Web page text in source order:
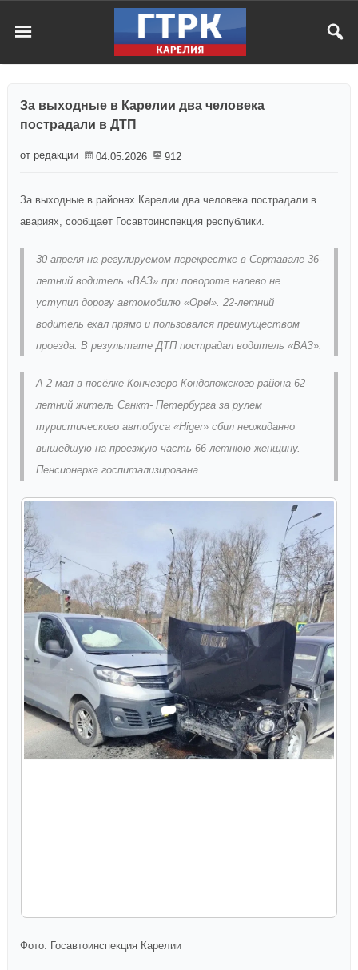
За выходные в Карелии два человека
пострадали в ДТП
от редакции 04.05.2026 912
За выходные в районах Карелии два человека пострадали в
авариях, сообщает Госавтоинспекция республики.
30 апреля на регулируемом перекрестке в Сортавале 36-
летний водитель «ВАЗ» при повороте налево не
уступил дорогу автомобилю «Opel». 22-летний
водитель ехал прямо и пользовался преимуществом
проезда. В результате ДТП пострадал водитель «ВАЗ».
А 2 мая в посёлке Кончезеро Кондопожского района 62-
летний житель Санкт- Петербурга за рулем
туристического автобуса «Higer» сбил неожиданно
вышедшую на проезжую часть 66-летнюю женщину.
Пенсионерка госпитализирована.
Фото: Госавтоинспекция Карелии